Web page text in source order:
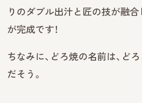
りのダブル出汁と匠の技が融合し
が完成です！
ちなみに、どろ焼の名前は、ど
だそう。